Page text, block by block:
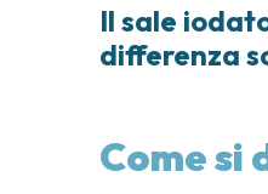
Il sale
differenza
Come